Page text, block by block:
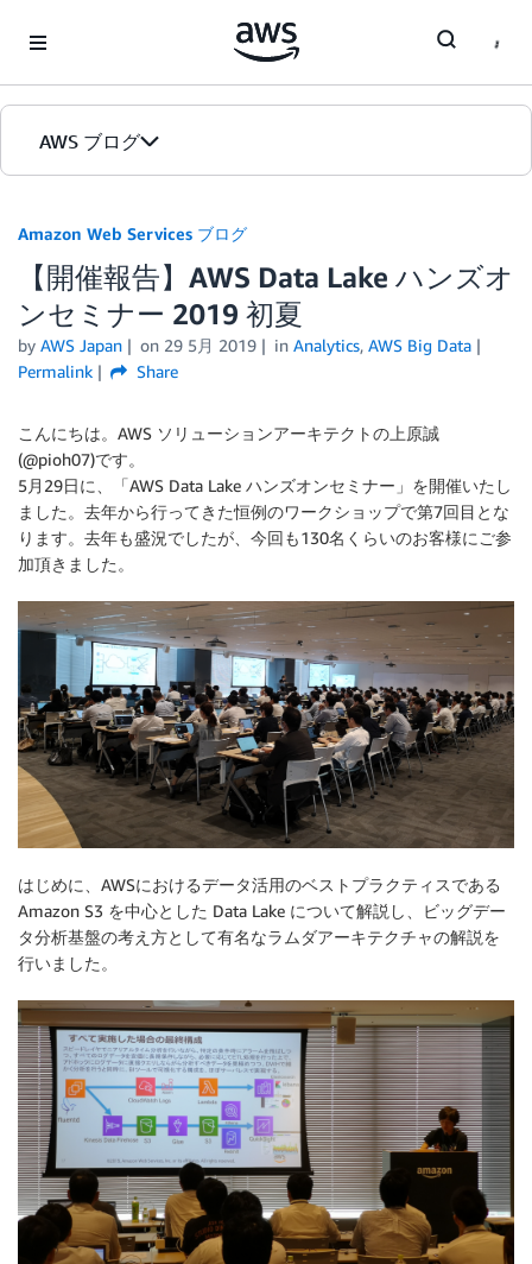
AWS ブログ
カテゴリ
エディション
Amazon Web Services ブログ
【開催報告】AWS Data Lake ハンズオ
ンセミナー 2019 初夏
by AWS Japan on 29 5月 2019 in Analytics, AWS Big Data
Permalink
Share
こんにちは。AWS ソリューションアーキテクトの上原誠
(@pioh07)です。
5月29日に、「AWS Data Lake ハンズオンセミナー」を開催いたし
ました。去年から行ってきた恒例のワークショップで第7回目とな
ります。去年も盛況でしたが、今回も130名くらいのお客様にご参
加頂きました。
はじめに、AWSにおけるデータ活用のベストプラクティスである
Amazon S3 を中心とした Data Lake について解説し、ビッグデー
タ分析基盤の考え方として有名なラムダアーキテクチャの解説を
行いました。